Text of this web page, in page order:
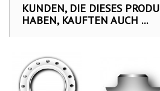
KUNDEN, DIE DIESES
HABEN, KAUFTEN AUCH ...